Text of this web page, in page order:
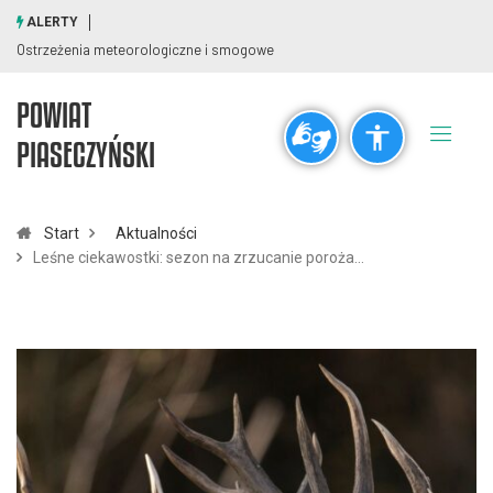
visibility_off title
Rozdzielczość
Czcionki
remove_circle_outline add_circle_outline
ALERTY
Ostrzeżenia meteorologiczne i smogowe
POWIAT
PIASECZYŃSKI
Start
Aktualności
Leśne ciekawostki: sezon na zrzucanie poroża…